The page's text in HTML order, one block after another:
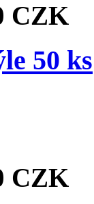
CZK
50 ks
CZK